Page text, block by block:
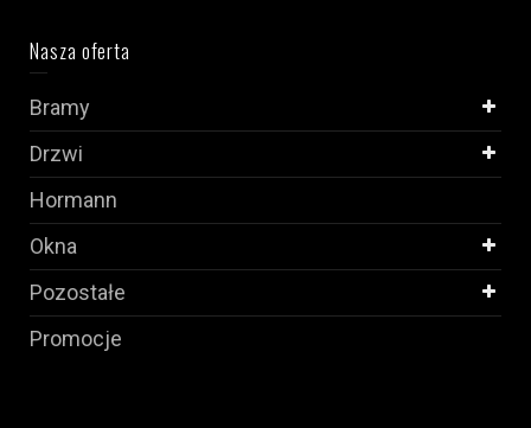
Nasza oferta
Bramy
Drzwi
Hormann
Okna
Pozostałe
Promocje